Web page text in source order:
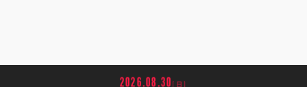
2026.08.30 [日]